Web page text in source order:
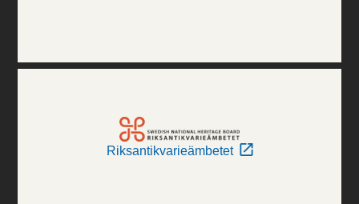
Riksantikvarieämbetet